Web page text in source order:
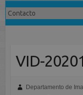
VID-
Departamento de